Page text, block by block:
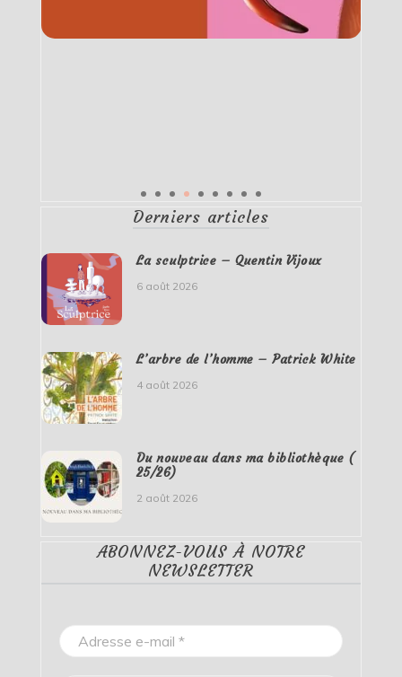
Derniers articles
La sculptrice – Quentin Vijoux
6 août 2026
L’arbre de l’homme – Patrick White
4 août 2026
Du nouveau dans ma bibliothèque (
25/26)
2 août 2026
ABONNEZ-VOUS À NOTRE
NEWSLETTER